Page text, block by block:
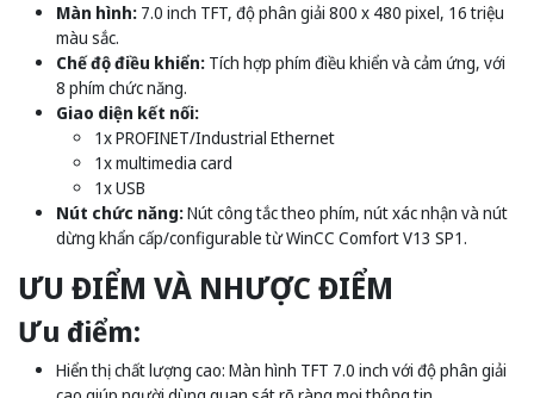
Màn hình: 7.0 inch TFT, độ phân giải 800 x 480 pixel, 16 triệu
màu sắc.
Chế độ điều khiển: Tích hợp phím điều khiển và cảm ứng, với
8 phím chức năng.
Giao diện kết nối:
1x PROFINET/Industrial Ethernet
1x multimedia card
1x USB
Nút chức năng:Nút công tắc theo phím, nút xác nhận và nút
dừng khẩn cấp/configurable từ WinCC Comfort V13 SP1.
ƯU ĐIỂM VÀ NHƯỢC ĐIỂM
Ưu điểm:
Hiển thị chất lượng cao: Màn hình TFT 7.0 inch với độ phân giải